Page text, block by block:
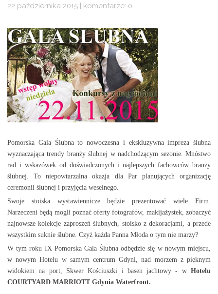
22 października 2015 | komentarze: 0
Pomorska Gala Ślubna to nowoczesna i ekskluzywna impreza ślubna
wyznaczająca trendy branży ślubnej w nadchodzącym sezonie. Mnóstwo
rad i wskazówek od doświadczonych i najlepszych fachowców branży
ślubnej. To niepowtarzalna okazja dla Par planujących organizację
ceremonii ślubnej i przyjęcia weselnego.
Swoje stoiska wystawiennicze będzie prezentować wiele Firm.
Narzeczeni będą mogli poznać oferty fotografów, makijażystek, zobaczyć
najnowsze kolekcje zaproszeń ślubnych, stoisko z dekoracjami, a przede
wszystkim suknie ślubne. Czyż każda Panna Młoda o tym nie marzy?
W tym roku IX Pomorska Gala Ślubna odbędzie się w nowym miejscu,
w nowym Hotelu w samym centrum Gdyni, nad morzem z pięknym
widokiem na port, Skwer Kościuszki i basen jachtowy - w Hotelu
COURTYARD MARRIOTT Gdynia Waterfront.